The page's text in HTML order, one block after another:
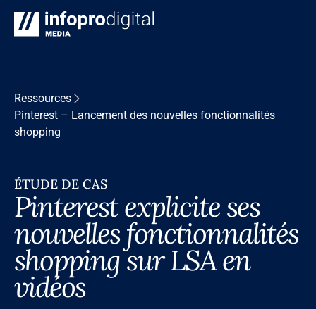
Ressources
Pinterest – Lancement des nouvelles fonctionnalités
shopping
ÉTUDE DE CAS
Pinterest explicite ses
nouvelles fonctionnalités
shopping sur LSA en
vidéos